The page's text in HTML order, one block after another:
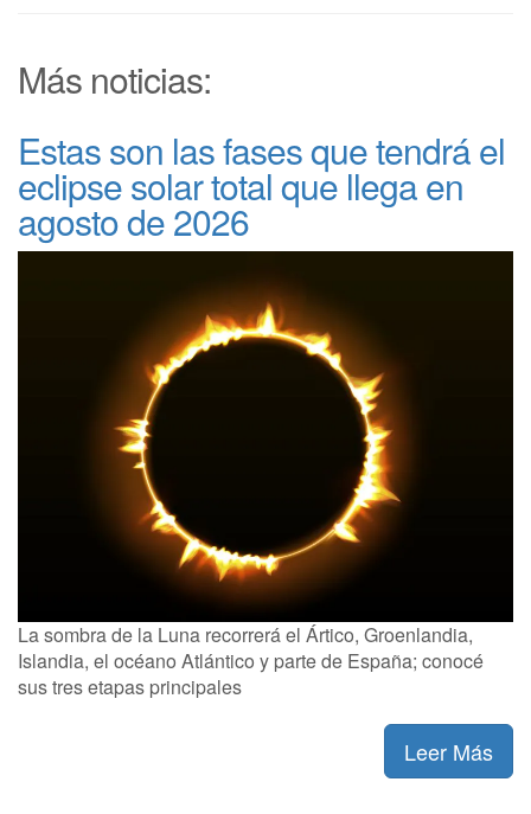
Más noticias:
Estas son las fases que tendrá el
eclipse solar total que llega en
agosto de 2026
La sombra de la Luna recorrerá el Ártico, Groenlandia,
Islandia, el océano Atlántico y parte de España; conocé
sus tres etapas principales
Leer Más